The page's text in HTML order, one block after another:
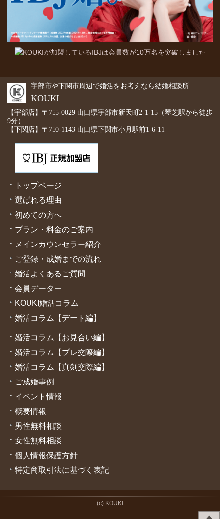
宇部市や下関市周辺で婚活をお考えなら結婚相談所
KOUKI
【宇部店】〒755-0029 山口県宇部市新天町2-1-15（琴芝駅から徒歩
9分）
【下関店】〒750-1143 山口県下関市小月駅前1-6-11
トップページ
選ばれる理由
初めての方へ
プラン・料金のご案内
メインカウンセラー紹介
ご登録・成婚までの流れ
婚活よくあるご質問
会員データー
KOUKI婚活コラム
婚活コラム【デート編】
婚活コラム【お見合い編】
婚活コラム【プレ交際編】
婚活コラム【真剣交際編】
ご成婚事例
イベント情報
概要情報
男性無料相談
女性無料相談
個人情報保護方針
特定商取引法に基づく表記
(c) KOUKI